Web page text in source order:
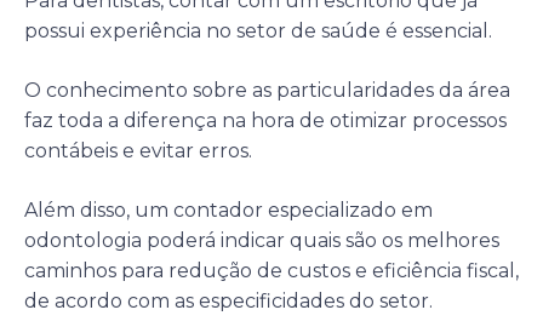
possui experiência no setor de saúde é essencial.
O conhecimento sobre as particularidades da área
faz toda a diferença na hora de otimizar processos
contábeis e evitar erros.
Além disso, um contador especializado em
odontologia poderá indicar quais são os melhores
caminhos para redução de custos e eficiência fiscal,
de acordo com as especificidades do setor.